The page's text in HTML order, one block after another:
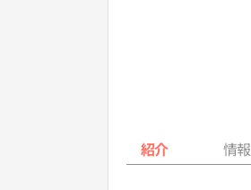
紹介 情報